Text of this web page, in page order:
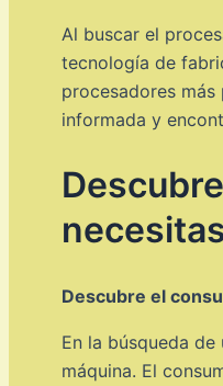
Al buscar el
tecnología de
procesadores
informada y
Descubre el
En la búsqueda
máquina. El